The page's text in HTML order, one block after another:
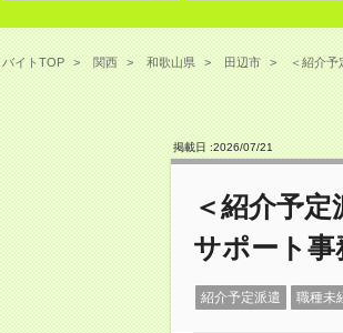
バイトTOP 関西 和歌山県 田辺市 ＜紹介予
掲載日 :2026/07/21
＜紹介予
サポート事
紹介予定派遣 職種未